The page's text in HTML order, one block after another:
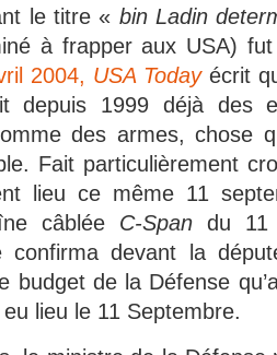
le titre « bin Ladin
à frapper aux USA)
2004, USA Today écrit
depuis 1999 déjà des
des armes, chose
Fait particulièrement
lieu ce même 11
câblée C-Span du 11
confirma devant la
budget de la Défense
lieu le 11 Septembre.